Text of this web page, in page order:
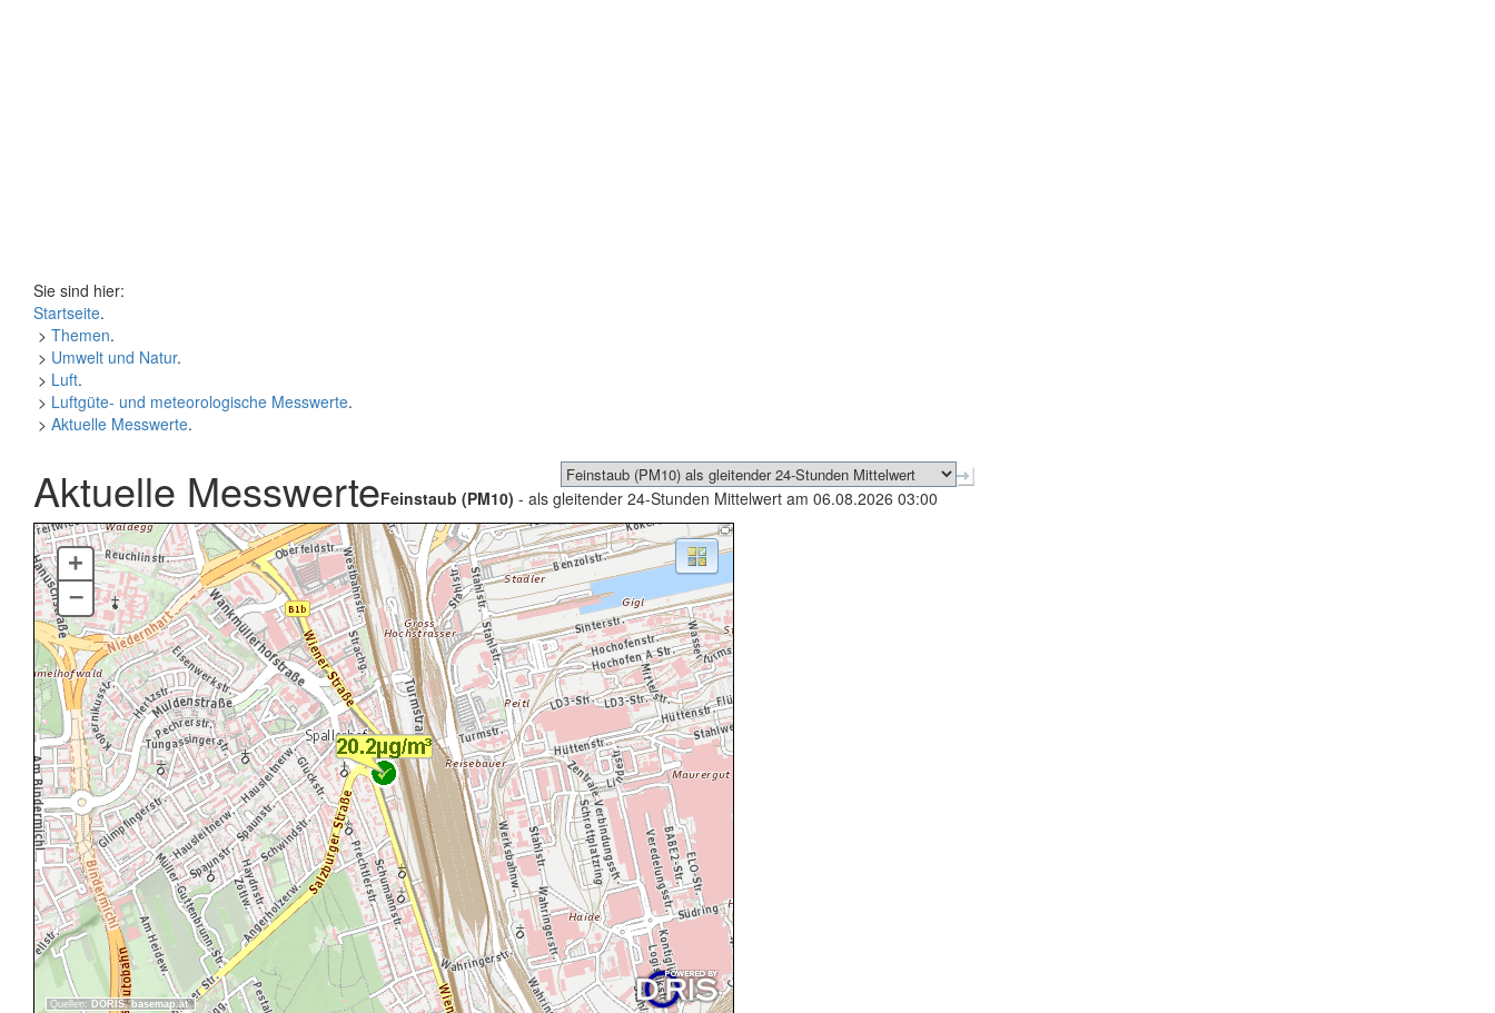
Sie sind hier:
Startseite.
> Themen.
> Umwelt und Natur.
> Luft.
> Luftgüte- und meteorologische Messwerte.
> Aktuelle Messwerte.
Aktuelle MesswerteFeinstaub (PM10) - als gleitender 24-Stunden Mittelwert am 06.08.2026 03:00
Quellen: DORIS, basemap.at
+
–